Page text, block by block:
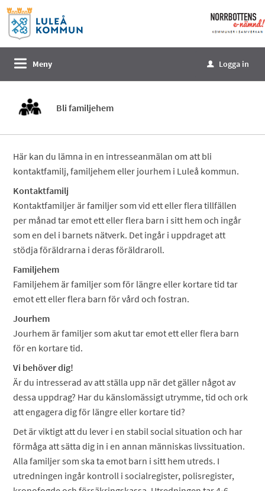
Välkommen
till
tjänster
enämnd
Meny u Logga in
Bli familjehem
Här kan du lämna in en intresseanmälan om att bli
kontaktfamilj, familjehem eller jourhem i Luleå kommun.
Kontaktfamilj
Kontaktfamiljer är familjer som vid ett eller flera tillfällen
per månad tar emot ett eller flera barn i sitt hem och ingår
som en del i barnets nätverk. Det ingår i uppdraget att
stödja föräldrarna i deras föräldraroll.
Familjehem
Familjehem är familjer som för längre eller kortare tid tar
emot ett eller flera barn för vård och fostran.
Jourhem
Jourhem är familjer som akut tar emot ett eller flera barn
för en kortare tid.
Vi behöver dig!
Är du intresserad av att ställa upp när det gäller något av
dessa uppdrag? Har du känslomässigt utrymme, tid och ork
att engagera dig för längre eller kortare tid?
Det är viktigt att du lever i en stabil social situation och har
förmåga att sätta dig in i en annan människas livssituation.
Alla familjer som ska ta emot barn i sitt hem utreds. I
utredningen ingår kontroll i socialregister, polisregister,